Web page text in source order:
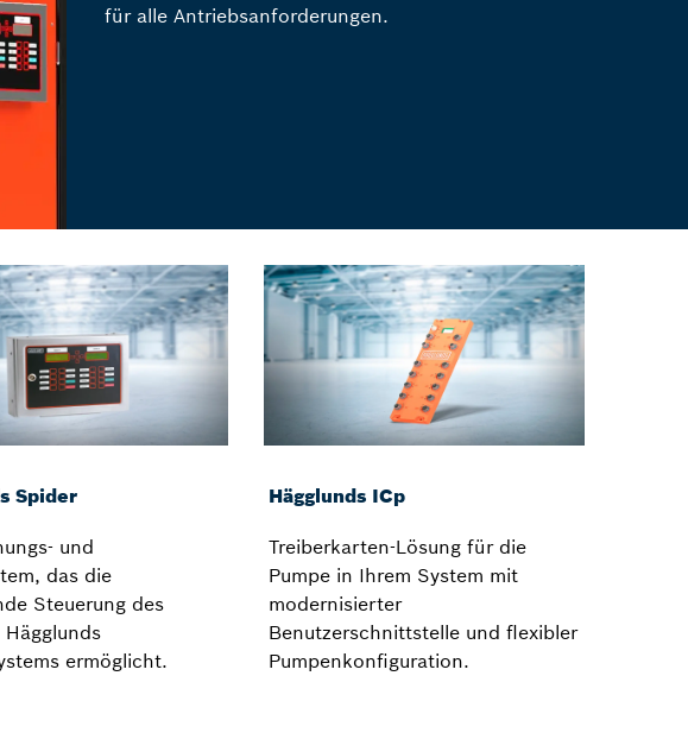
für alle Antriebsanforderungen.
Spider
und
das die
Steuerung des
Hägglunds
ermöglicht.
Hägglunds ICp
Treiberkarten-Lösung für die
Pumpe in Ihrem System mit
modernisierter
Benutzerschnittstelle und flexibler
Pumpenkonfiguration.